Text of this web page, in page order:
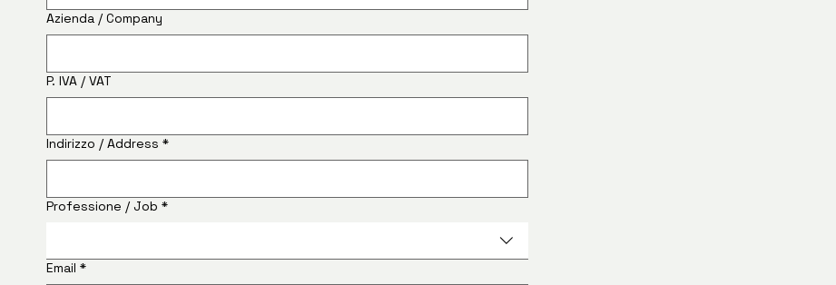
Azienda / Company
P. IVA / VAT
Indirizzo / Address *
Professione / Job *
Email *